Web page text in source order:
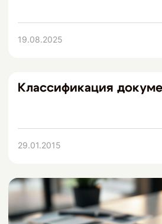
19.08.2025
Классификация
29.01.2015